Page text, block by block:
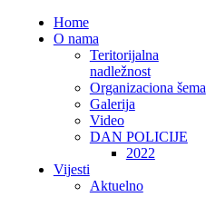
Home
O nama
Teritorijalna
nadležnost
Organizaciona šema
Galerija
Video
DAN POLICIJE
2022
Vijesti
Aktuelno